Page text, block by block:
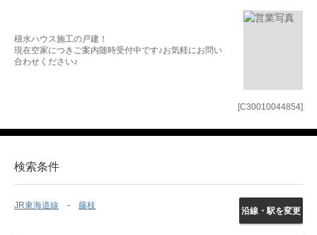
[C30010044854]
積水ハウス施工の戸建！
現在空家につきご案内随時受付中です♪お気軽にお問い
合わせください♪
検索条件
JR東海道線 藤枝
沿線・駅を変更